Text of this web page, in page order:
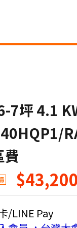
7坪 4.1
費
/LINE Pay